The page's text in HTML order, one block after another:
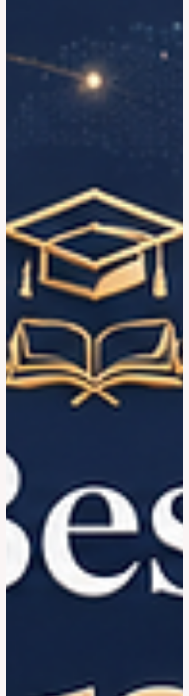
#الأسواق_الآسيوية. فالدول والمناطق
بالصينية أصبحت اليوم من أهم الوجهات
التعليمية في العالم، لأنها تجمع بين التعليم
الحديث، والتجربة الثقافية الغنية، والفرص
المهنية المرتبطة بالنمو الاقتصادي في آسيا.
عندما نقول #الدول_الناطقة_بالصي